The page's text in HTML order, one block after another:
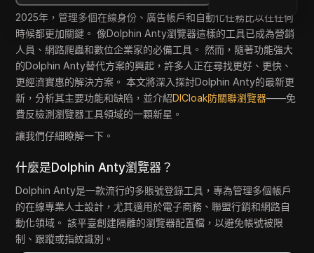
2025年，管理多個在線身份、廣告帳戶和自動化任務比以往任何
時候都更加關鍵。 像Dolphin Anty瀏覽器這樣的工具已成為營銷
人員、網路爬蟲和數位企業家的必備工具。 然而，隨著功能強大
的Dolphin Anty替代方案的興起，許多人正在尋找更好、更快、
更經濟實惠的解決方案。 本文將深入探討Dolphin Anty的最新更
新，分析其主要功能和缺陷，並介紹DICloak防關聯瀏覽器——免
費反檢測瀏覽器工具領域的一顆新星。
讓我們仔細瞭解一下。
什麼是Dolphin Anty瀏覽器？
Dolphin Anty是一款流行的多賬號登錄工具，專為管理多個帳戶
的在線專業人士設計，尤其適用於電子商務、聯盟行銷和網路自
動化領域。 該平臺創建隔離的瀏覽器配置檔，以避免帳號被限
制、跟蹤或指紋識別。